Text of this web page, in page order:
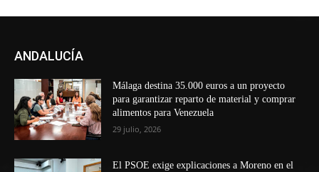
ANDALUCÍA
Málaga destina 35.000 euros a un proyecto
para garantizar reparto de material y comprar
alimentos para Venezuela
29 julio, 2026
El PSOE exige explicaciones a Moreno en el